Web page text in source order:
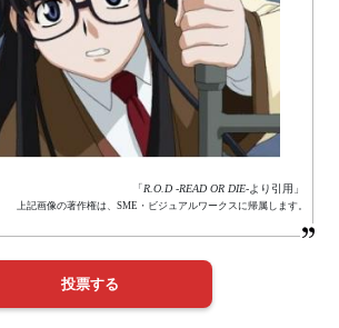
「R.O.D -READ OR DIE-より引用」
上記画像の著作権は、SME・ビジュアルワークスに帰属します。